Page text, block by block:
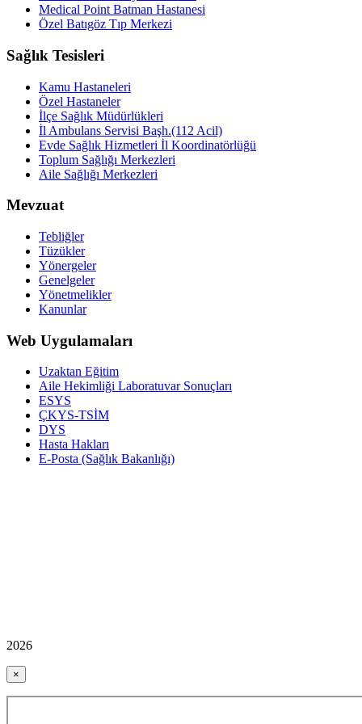
Medical Point Batman Hastanesi
Özel Batıgöz Tıp Merkezi
Sağlık Tesisleri
Kamu Hastaneleri
Özel Hastaneler
İlçe Sağlık Müdürlükleri
İl Ambulans Servisi Başh.(112 Acil)
Evde Sağlık Hizmetleri İl Koordinatörlüğü
Toplum Sağlığı Merkezleri
Aile Sağlığı Merkezleri
Mevzuat
Tebliğler
Tüzükler
Yönergeler
Genelgeler
Yönetmelikler
Kanunlar
Web Uygulamaları
Uzaktan Eğitim
Aile Hekimliği Laboratuvar Sonuçları
ESYS
ÇKYS-TSİM
DYS
Hasta Hakları
E-Posta (Sağlık Bakanlığı)
2026
×